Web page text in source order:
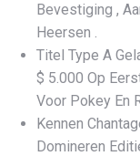
Bevestiging ,
Heersen .
Titel Type A
$ 5.000 Op
Voor Pokey En
Kennen
Domineren